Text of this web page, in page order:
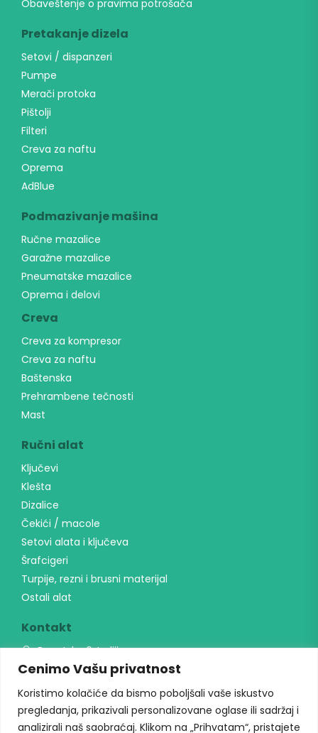
Cenimo Vašu privatnost
Koristimo kolačiće da bismo poboljšali vaše iskustvo
pregledanja, prikazivali personalizovane oglase ili sadržaj i
analizirali naš saobraćaj. Klikom na „Prihvatam“, pristajete
Obaveštenje o pravima potrošača
Pretakanje dizela
Setovi / dispanzeri
Pumpe
Merači protoka
Pištolji
Filteri
Creva za naftu
Oprema
AdBlue
Podmazivanje mašina
Ručne mazalice
Garažne mazalice
Pneumatske mazalice
Oprema i delovi
Creva
Creva za kompresor
Creva za naftu
Baštenska
Prehrambene tečnosti
Mast
Ručni alat
Ključevi
Klešta
Dizalice
Čekići / macole
Setovi alata i ključeva
Šrafcigeri
Turpije, rezni i brusni materijal
Ostali alat
Kontakt
Banatska 6, Indjija
064 23 24 291
unialati@gmail.com
Radno vreme